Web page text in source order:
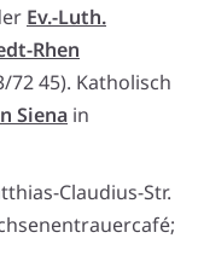
Ev.-Luth.
Rhen
72 45). Katholisch
Siena in
Claudius-Str.